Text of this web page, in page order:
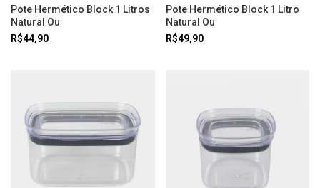
Pote Hermético Block 1 Litros
Natural Ou
R$44,90
Pote Hermético Block 1 Litro
Natural Ou
R$49,90